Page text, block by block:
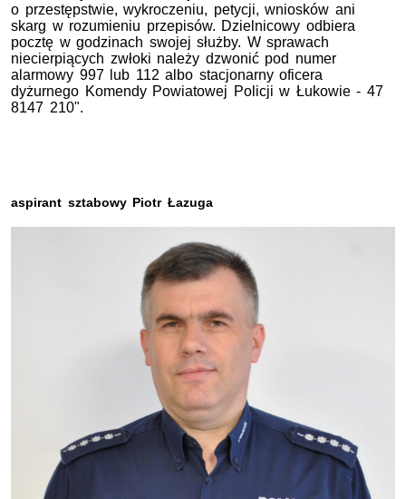
o przestępstwie, wykroczeniu, petycji, wniosków ani
skarg w rozumieniu przepisów. Dzielnicowy odbiera
pocztę w godzinach swojej służby. W sprawach
niecierpiących zwłoki należy dzwonić pod numer
alarmowy 997 lub 112 albo stacjonarny oficera
dyżurnego Komendy Powiatowej Policji w Łukowie - 47
8147 210".
aspirant sztabowy Piotr Łazuga